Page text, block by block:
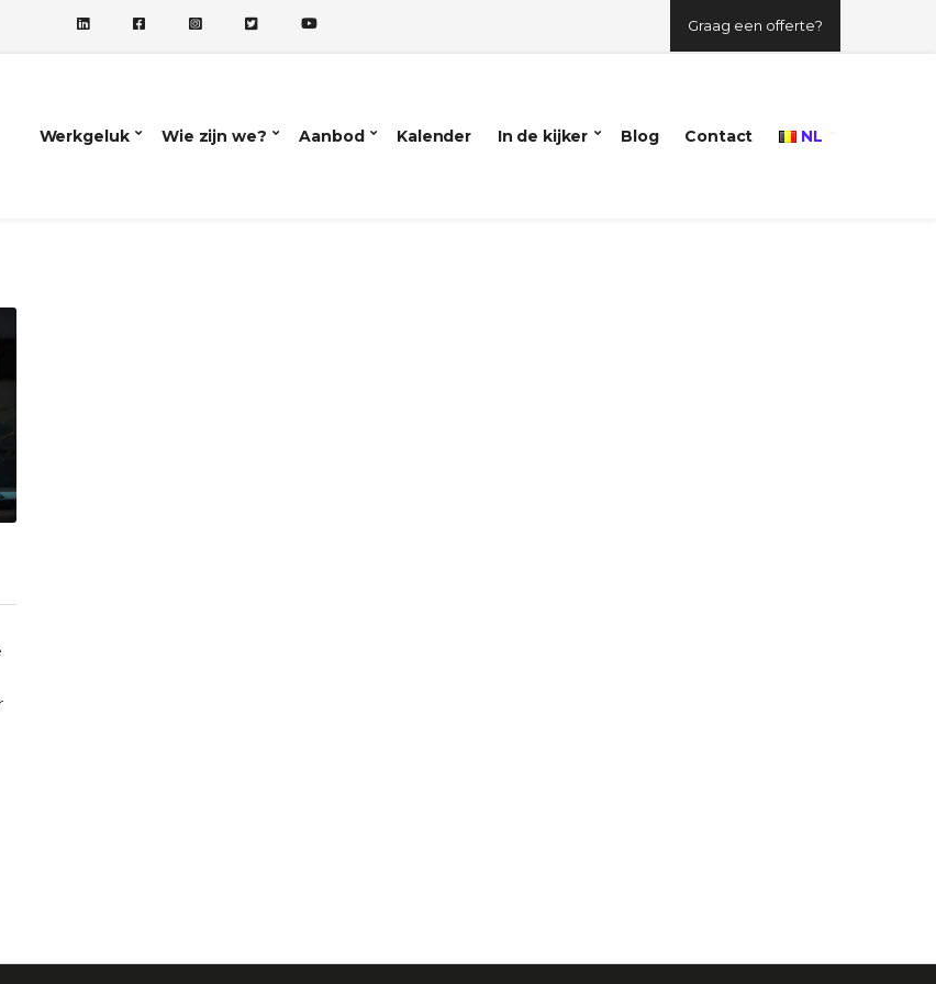
Graag een offerte?
Werkgeluk Wie zijn we? Aanbod Kalender In de kijker Blog Contact NL